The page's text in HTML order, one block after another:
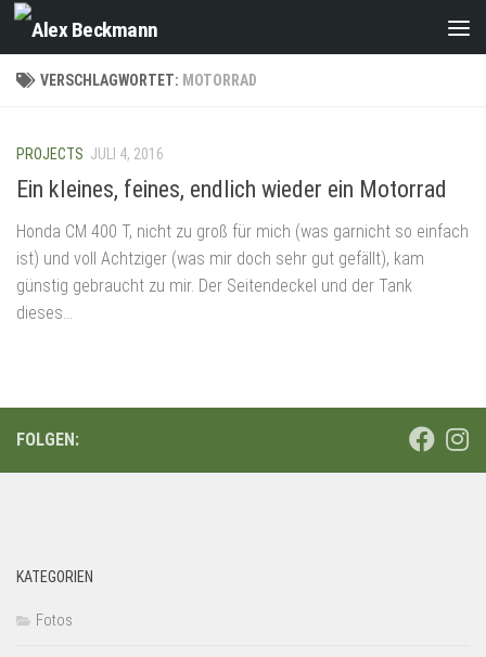
Zum Inhalt springen
VERSCHLAGWORTET: MOTORRAD
PROJECTS JULI 4, 2016
Ein kleines, feines, endlich wieder ein Motorrad
Honda CM 400 T, nicht zu groß für mich (was garnicht so einfach
ist) und voll Achtziger (was mir doch sehr gut gefällt), kam
günstig gebraucht zu mir. Der Seitendeckel und der Tank
dieses...
FOLGEN:
KATEGORIEN
Fotos